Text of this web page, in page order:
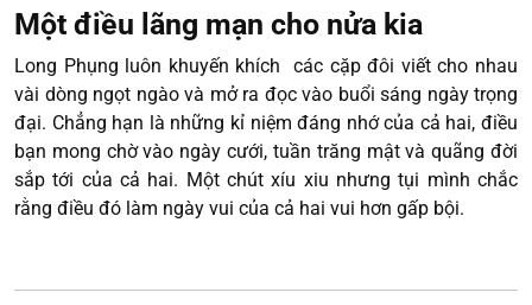
Một điều lãng mạn cho nửa kia
Long Phụng luôn khuyến khích các cặp đôi viết cho nhau
vài dòng ngọt ngào và mở ra đọc vào buổi sáng ngày trọng
đại. Chẳng hạn là những kỉ niệm đáng nhớ của cả hai, điều
bạn mong chờ vào ngày cưới, tuần trăng mật và quãng đời
sắp tới của cả hai. Một chút xíu xiu nhưng tụi mình chắc
rằng điều đó làm ngày vui của cả hai vui hơn gấp bội.